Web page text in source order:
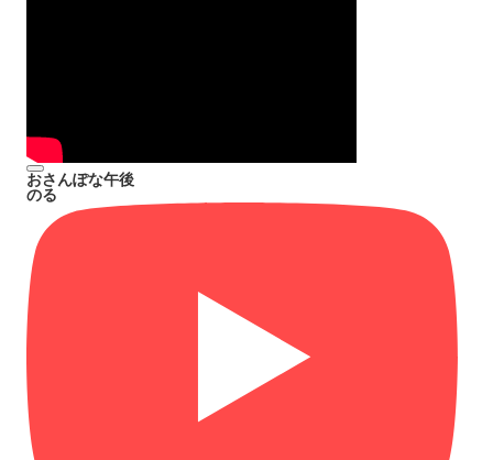
おさんぽな午後
のる